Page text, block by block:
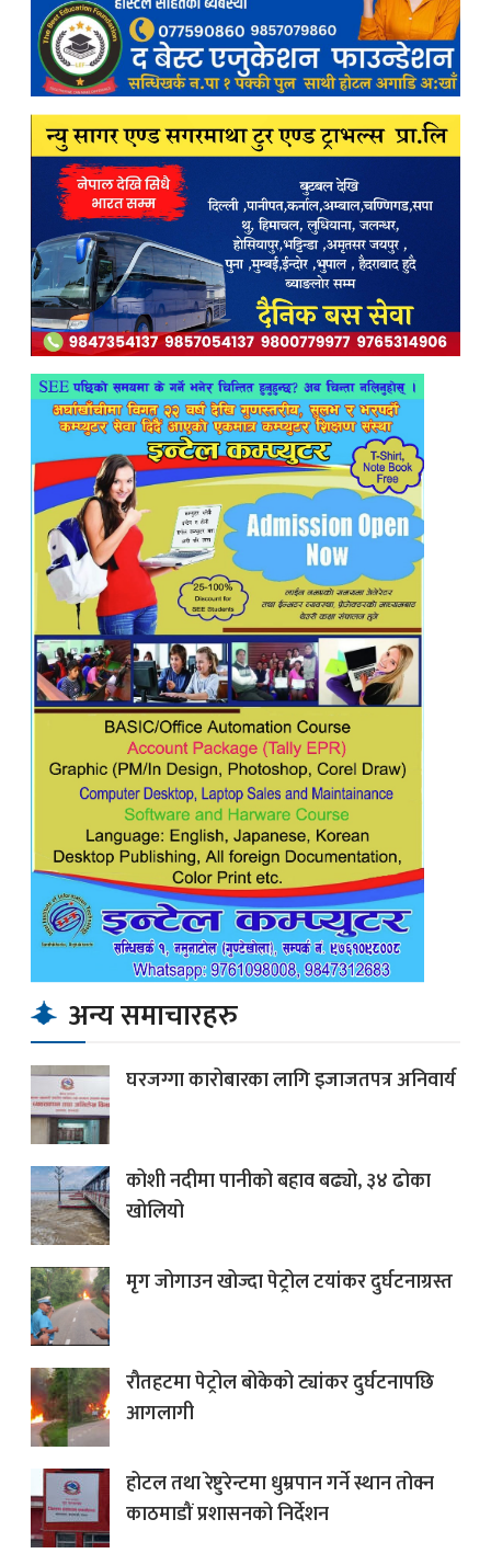
अन्य समाचारहरु
घरजग्गा कारोबारका लागि इजाजतपत्र अनिवार्य
कोशी नदीमा पानीको बहाव बढ्यो, ३४ ढोका
खोलियो
मृग जोगाउन खोज्दा पेट्रोल टयांकर दुर्घटनाग्रस्त
रौतहटमा पेट्रोल बोकेको ट्यांकर दुर्घटनापछि
आगलागी
होटल तथा रेष्टुरेन्टमा धुम्रपान गर्ने स्थान तोक्न
काठमाडौं प्रशासनको निर्देशन